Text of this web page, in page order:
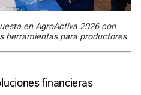
en AgroActiva 2026 con
herramientas para productores
financieras